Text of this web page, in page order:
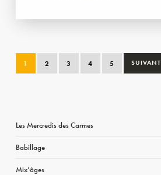
1 2 3 4 5 SUIVANT
Les Mercredis des Carmes
Babillage
Mix’âges